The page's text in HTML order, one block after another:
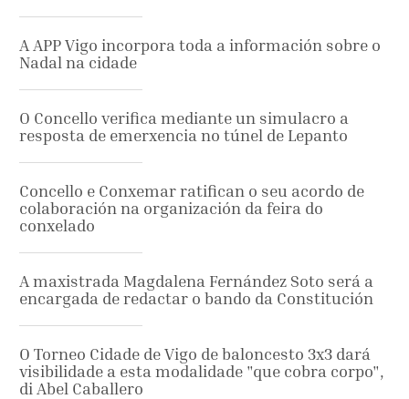
A APP Vigo incorpora toda a información sobre o
Nadal na cidade
O Concello verifica mediante un simulacro a
resposta de emerxencia no túnel de Lepanto
Concello e Conxemar ratifican o seu acordo de
colaboración na organización da feira do
conxelado
A maxistrada Magdalena Fernández Soto será a
encargada de redactar o bando da Constitución
O Torneo Cidade de Vigo de baloncesto 3x3 dará
visibilidade a esta modalidade "que cobra corpo",
di Abel Caballero